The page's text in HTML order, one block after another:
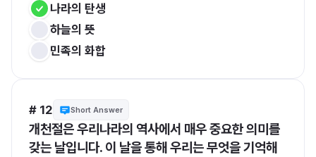
나라의 탄생
하늘의 뜻
민족의 화합
# 12 Short Answer
개천절은 우리나라의 역사에서 매우 중요한 의미를
갖는 날입니다. 이 날을 통해 우리는 무엇을 기억해